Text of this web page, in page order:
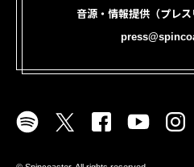
音源・情報提供（プレ